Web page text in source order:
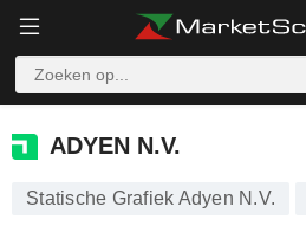
ADYEN N.V.
ADYEN N.V.
Statische Grafiek Adyen N.V.